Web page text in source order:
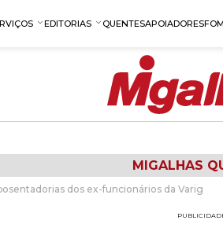
EDITORIAS QUENTESAPOIADORES
MIGALHAS
dos ex-funcionários da Varig